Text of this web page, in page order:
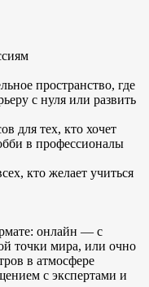
пространство, где
с нуля или развить
для тех, кто хочет
в профессионалы
кто желает учиться
онлайн — с
точки мира, или очно
в атмосфере
с экспертами и